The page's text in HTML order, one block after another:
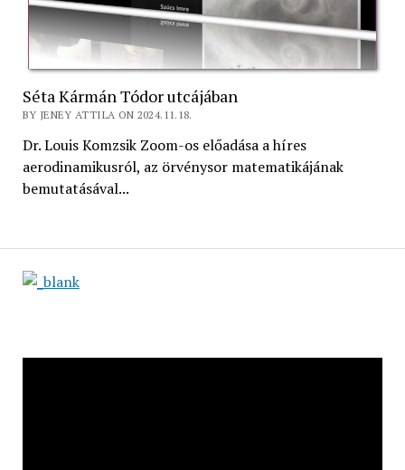
Séta Kármán Tódor utcájában
BY JENEY ATTILA ON 2024.11.18.
Dr. Louis Komzsik Zoom-os előadása a híres
aerodinamikusról, az örvénysor matematikájának
bemutatásával...